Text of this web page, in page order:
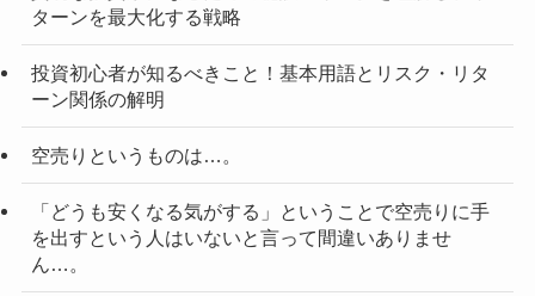
ターンを最大化する戦略
投資初心者が知るべきこと！基本用語とリスク・リタ
ーン関係の解明
空売りというものは…。
「どうも安くなる気がする」ということで空売りに手
を出すという人はいないと言って間違いありませ
ん…。